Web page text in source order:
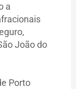
a
João do
Porto